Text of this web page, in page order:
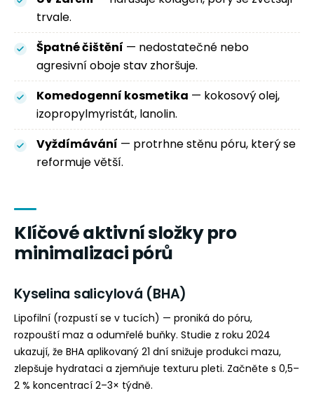
trvale.
Špatné čištění — nedostatečné nebo
agresivní oboje stav zhoršuje.
Komedogenní kosmetika — kokosový olej,
izopropylmyristát, lanolin.
Vyždímávání — protrhne stěnu póru, který se
reformuje větší.
Klíčové aktivní složky pro
minimalizaci pórů
Kyselina salicylová (BHA)
Lipofilní (rozpustí se v tucích) — proniká do póru,
rozpouští maz a odumřelé buňky. Studie z roku 2024
ukazují, že BHA aplikovaný 21 dní snižuje produkci mazu,
zlepšuje hydrataci a zjemňuje texturu pleti. Začněte s 0,5–
2 % koncentrací 2–3× týdně.